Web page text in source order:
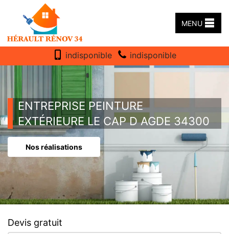
MENU
indisponible indisponible
ENTREPRISE PEINTURE
EXTÉRIEURE LE CAP D AGDE 34300
Nos réalisations
Devis gratuit